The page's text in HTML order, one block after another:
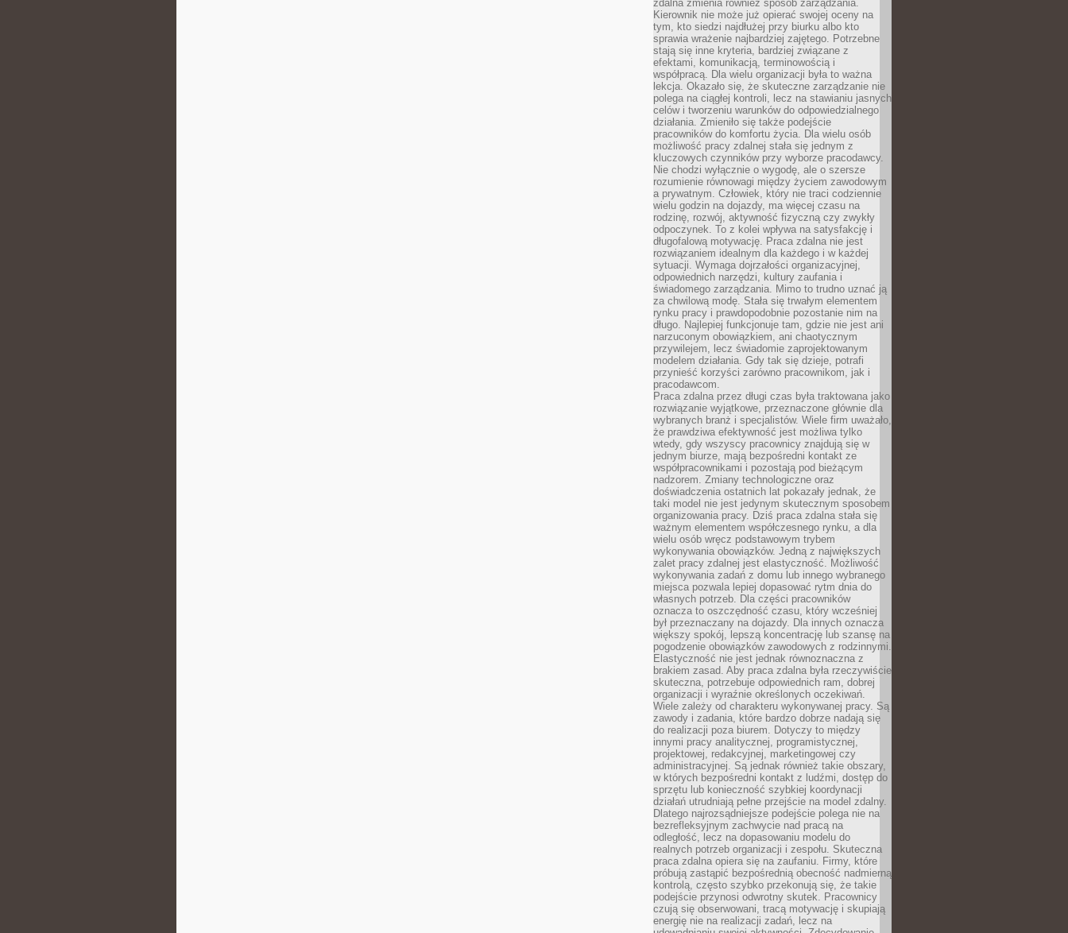
zdalna zmienia również sposób zarządzania.
Kierownik nie może już opierać swojej oceny na
tym, kto siedzi najdłużej przy biurku albo kto
sprawia wrażenie najbardziej zajętego. Potrzebne
stają się inne kryteria, bardziej związane z
efektami, komunikacją, terminowością i
współpracą. Dla wielu organizacji była to ważna
lekcja. Okazało się, że skuteczne zarządzanie nie
polega na ciągłej kontroli, lecz na stawianiu jasnych
celów i tworzeniu warunków do odpowiedzialnego
działania. Zmieniło się także podejście
pracowników do komfortu życia. Dla wielu osób
możliwość pracy zdalnej stała się jednym z
kluczowych czynników przy wyborze pracodawcy.
Nie chodzi wyłącznie o wygodę, ale o szersze
rozumienie równowagi między życiem zawodowym
a prywatnym. Człowiek, który nie traci codziennie
wielu godzin na dojazdy, ma więcej czasu na
rodzinę, rozwój, aktywność fizyczną czy zwykły
odpoczynek. To z kolei wpływa na satysfakcję i
długofalową motywację. Praca zdalna nie jest
rozwiązaniem idealnym dla każdego i w każdej
sytuacji. Wymaga dojrzałości organizacyjnej,
odpowiednich narzędzi, kultury zaufania i
świadomego zarządzania. Mimo to trudno uznać ją
za chwilową modę. Stała się trwałym elementem
rynku pracy i prawdopodobnie pozostanie nim na
długo. Najlepiej funkcjonuje tam, gdzie nie jest ani
narzuconym obowiązkiem, ani chaotycznym
przywilejem, lecz świadomie zaprojektowanym
modelem działania. Gdy tak się dzieje, potrafi
przynieść korzyści zarówno pracownikom, jak i
pracodawcom.
Praca zdalna przez długi czas była traktowana jako
rozwiązanie wyjątkowe, przeznaczone głównie dla
wybranych branż i specjalistów. Wiele firm uważało,
że prawdziwa efektywność jest możliwa tylko
wtedy, gdy wszyscy pracownicy znajdują się w
jednym biurze, mają bezpośredni kontakt ze
współpracownikami i pozostają pod bieżącym
nadzorem. Zmiany technologiczne oraz
doświadczenia ostatnich lat pokazały jednak, że
taki model nie jest jedynym skutecznym sposobem
organizowania pracy. Dziś praca zdalna stała się
ważnym elementem współczesnego rynku, a dla
wielu osób wręcz podstawowym trybem
wykonywania obowiązków. Jedną z największych
zalet pracy zdalnej jest elastyczność. Możliwość
wykonywania zadań z domu lub innego wybranego
miejsca pozwala lepiej dopasować rytm dnia do
własnych potrzeb. Dla części pracowników
oznacza to oszczędność czasu, który wcześniej
był przeznaczany na dojazdy. Dla innych oznacza
większy spokój, lepszą koncentrację lub szansę na
pogodzenie obowiązków zawodowych z rodzinnymi.
Elastyczność nie jest jednak równoznaczna z
brakiem zasad. Aby praca zdalna była rzeczywiście
skuteczna, potrzebuje odpowiednich ram, dobrej
organizacji i wyraźnie określonych oczekiwań.
Wiele zależy od charakteru wykonywanej pracy. Są
zawody i zadania, które bardzo dobrze nadają się
do realizacji poza biurem. Dotyczy to między
innymi pracy analitycznej, programistycznej,
projektowej, redakcyjnej, marketingowej czy
administracyjnej. Są jednak również takie obszary,
w których bezpośredni kontakt z ludźmi, dostęp do
sprzętu lub konieczność szybkiej koordynacji
działań utrudniają pełne przejście na model zdalny.
Dlatego najrozsądniejsze podejście polega nie na
bezrefleksyjnym zachwycie nad pracą na
odległość, lecz na dopasowaniu modelu do
realnych potrzeb organizacji i zespołu. Skuteczna
praca zdalna opiera się na zaufaniu. Firmy, które
próbują zastąpić bezpośrednią obecność nadmierną
kontrolą, często szybko przekonują się, że takie
podejście przynosi odwrotny skutek. Pracownicy
czują się obserwowani, tracą motywację i skupiają
energię nie na realizacji zadań, lecz na